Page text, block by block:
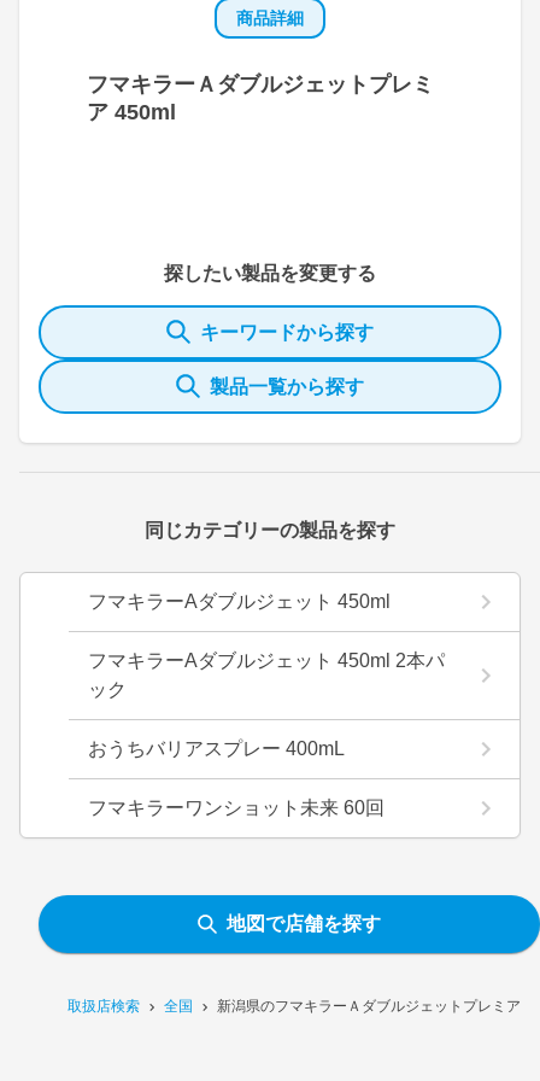
取扱店検索 全国 新潟県のフマキラーＡダブルジェットプレミア
商品詳細
フマキラーＡダブルジェットプレミ
ア 450ml
探したい製品を変更する
キーワードから探す
製品一覧から探す
同じカテゴリーの製品を探す
フマキラーAダブルジェット 450ml
フマキラーAダブルジェット 450ml 2本パ
ック
おうちバリアスプレー 400mL
フマキラーワンショット未来 60回
地図で店舗を探す